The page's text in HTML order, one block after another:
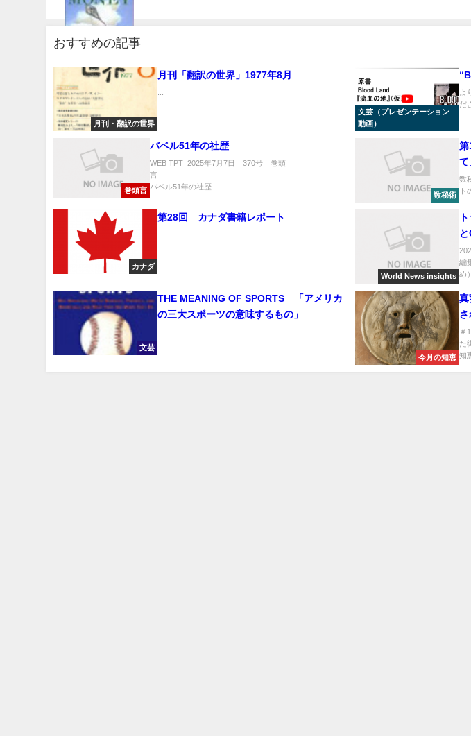
おすすめの記事
月刊・翻訳の世界
月刊「翻訳の世界」1977年8月
文芸（プレゼンテーション
動画）
よ
だ
巻頭言
バベル51年の社歴
WEB TPT 2025年7月7日 370号 巻頭
言
バベル51年の社歴 ...
数秘術
第
て
数
カナダ
第28回 カナダ書籍レポート
World News insights
編
文芸
THE MEANING OF SPORTS 「アメリカ
の三大スポーツの意味するもの」
今月の知恵
真
さ
＃
た
知